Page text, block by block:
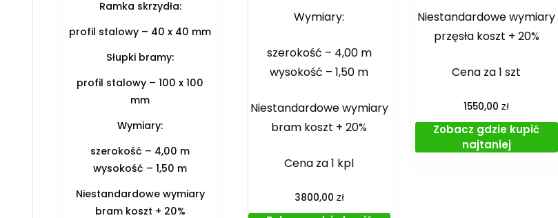
Wymiary:
szerokość – 4,00 m
wysokość – 1,50 m
Niestandardowe wymiary
bram koszt + 20%
Cena za 1 kpl
3800,00 zł
Niestandardowe wymiary
przęsła koszt + 20%
Cena za 1 szt
1550,00zł
Zobacz gdzie kupić
najtaniej
Ramka skrzydła:
profil stalowy – 40 x 40 mm
Słupki bramy:
profil stalowy – 100 x 100
mm
Wymiary:
szerokość – 4,00 m
wysokość – 1,50 m
Niestandardowe wymiary
bram koszt + 20%